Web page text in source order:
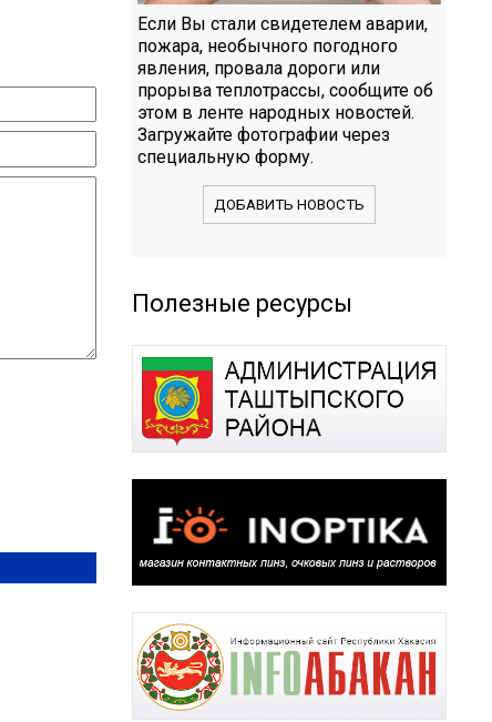
Если Вы стали свидетелем аварии,
пожара, необычного погодного
явления, провала дороги или
прорыва теплотрассы, сообщите об
этом в ленте народных новостей.
Загружайте фотографии через
специальную форму.
ДОБАВИТЬ НОВОСТЬ
Полезные ресурсы